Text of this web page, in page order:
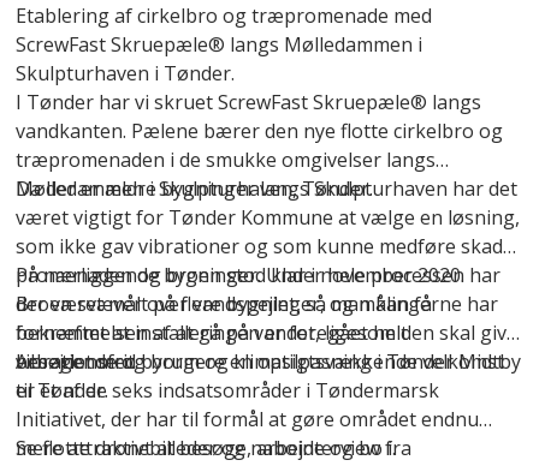
Etablering af cirkelbro og træpromenade med
ScrewFast Skruepæle® langs Mølledammen i
Skulpturhaven i Tønder.
I Tønder har vi skruetScrewFast Skruepæle® langs
vandkanten. Pælene bærer den nye flotte cirkelbro og
træpromenaden i de smukke omgivelser langs
Mølledammen i Skulpturhaven, Tønder.
Da der er ældre bygninger langs Skulpturhaven har det
været vigtigt for Tønder Kommune at vælge en løsning,
som ikke gav vibrationer og som kunne medføre skader
på nærliggende bygninger. Under hele processen har
der været målt på flere bygninger, og målingerne har
bekræftet at installeringen er foregået helt
vibrationsfrit.
Promenaden og broen stod klar i november 2020.
Broen svæver over vandspejlet, så man kan få
fornemmelsen af at gå på vandet, ligesom den skal give
besøgende og borgere en opsigtsvækkende velkomst
til Tønder.
Arbejdet med byrum og klimatilpasning i Tønder Midtby
er et af de seks indsatsområder i Tøndermarsk
Initiativet, der har til formål at gøre området endnu
mere attraktivt at besøge, arbejde og bo i.
Se flotte dronebilleder og nabointerview fra